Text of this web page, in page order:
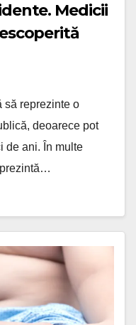
Medicii
să reprezinte o
deoarece pot
de ani. În multe